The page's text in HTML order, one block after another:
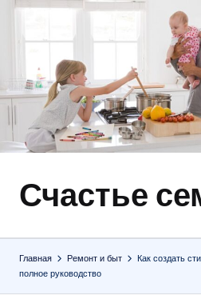
содержимому
Счастье
Быт,
отношения
Главная Ремонт и быт
Как создать
полное руководство